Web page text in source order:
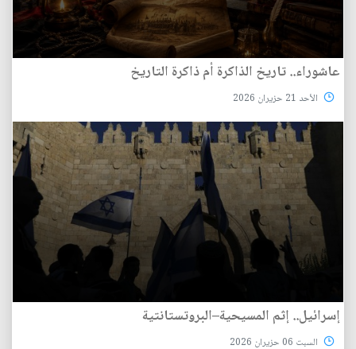
عاشوراء.. تاريخ الذاكرة أم ذاكرة التاريخ
الأحد 21 حزيران 2026
إسرائيل.. إثم المسيحية–البروتستانتية
السبت 06 حزيران 2026